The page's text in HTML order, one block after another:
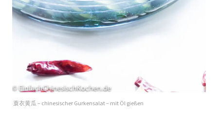
蓑衣黄瓜 – chinesischer Gurkensalat – mit Öl gießen